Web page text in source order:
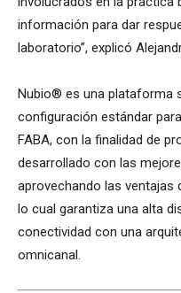
información para dar
laboratorio”, explicó
Nubio® es una plataforma
configuración estándar
FABA, con la finalidad de
desarrollado con las
aprovechando las
lo cual garantiza una alta
conectividad con una
omnicanal.